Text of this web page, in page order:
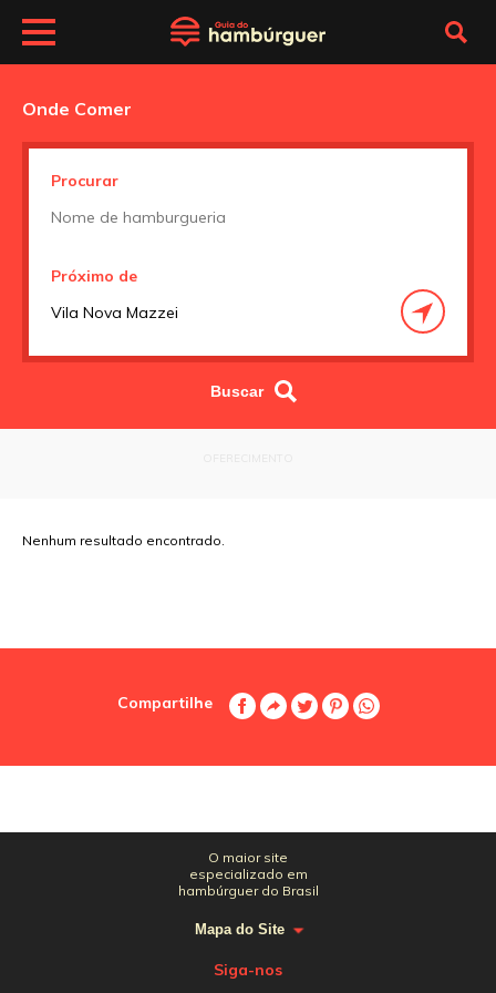
Onde Comer
Procurar
Próximo de
Nenhum resultado encontrado.
Compartilhe
O maior site
especializado em
hambúrguer do Brasil
Mapa do Site
Siga-nos